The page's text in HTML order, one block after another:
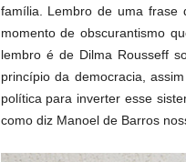
família. Lembro de uma frase
momento de obscurantismo
lembro é de Dilma Rousseff
princípio da democracia,
política para inverter esse
como diz Manoel de Barros